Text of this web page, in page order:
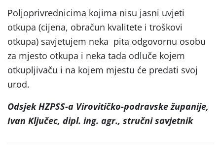
Poljoprivrednicima kojima nisu jasni uvjeti
otkupa (cijena, obračun kvalitete i troškovi
otkupa) savjetujem neka pita odgovornu osobu
za mjesto otkupa i neka tada odluče kojem
otkupljivaču i na kojem mjestu će predati svoj
urod.
Odsjek HZPSS-a Virovitičko-podravske županije,
Ivan Ključec, dipl. ing. agr., stručni savjetnik